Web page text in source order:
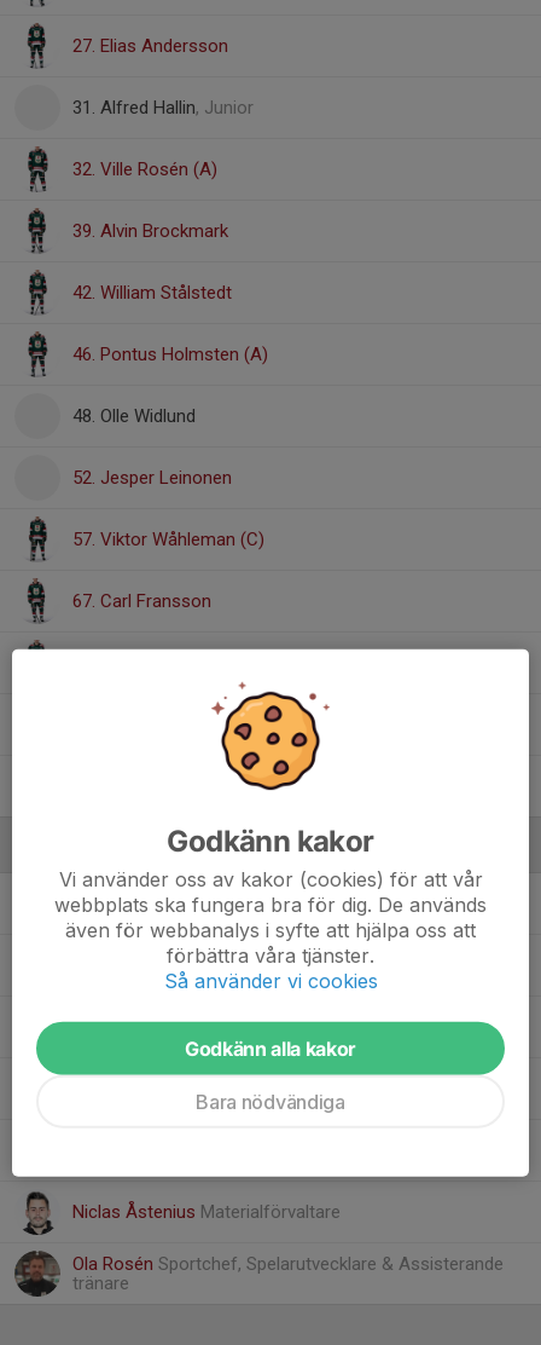
27. Elias Andersson
31. Alfred Hallin, Junior
32. Ville Rosén (A)
39. Alvin Brockmark
42. William Stålstedt
46. Pontus Holmsten (A)
48. Olle Widlund
52. Jesper Leinonen
57. Viktor Wåhleman (C)
67. Carl Fransson
72. Pontus Lagström (A)
92. Hampus Serrestam
Anna Hallin-RahmbergLagledare med ansvar för
administration, statistik, kontakt med förbund mm
Göran AversundMaterialförvaltare
Håkan WeinöTränare
Janne ÅsteniusLagledare med ansvar för bokning av
resor, mellanmål mm
Niclas Åstenius Materialförvaltare
Ola Rosén Sportchef, Spelarutvecklare & Assisterande
tränare
Godkänn kakor
Vi använder oss av kakor (cookies) för att vår
webbplats ska fungera bra för dig. De används
även för webbanalys i syfte att hjälpa oss att
förbättra våra tjänster.
Så använder vi cookies
Godkänn alla kakor
Bara nödvändiga